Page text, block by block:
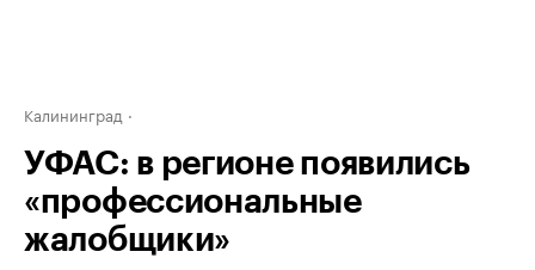
Калининград
УФАС: в регионе появились
«профессиональные
жалобщики»